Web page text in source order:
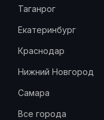
Таганрог
Екатеринбург
Краснодар
Нижний Новгород
Самара
Все города